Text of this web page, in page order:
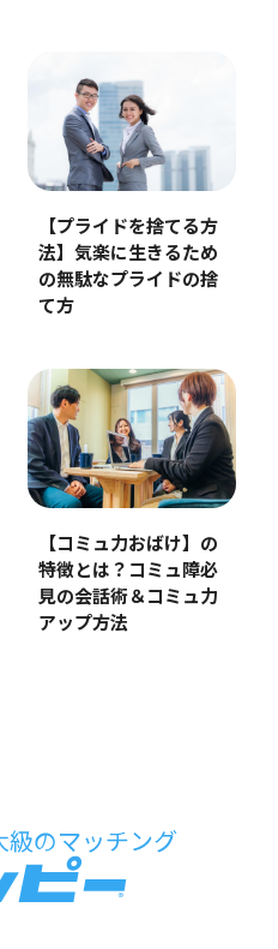
【プライドを捨てる方
法】気楽に生きるため
の無駄なプライドの捨
て方
【コミュ力おばけ】の
特徴とは？コミュ障必
見の会話術＆コミュ力
アップ方法